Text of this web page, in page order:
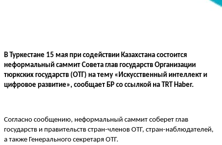
В Туркестане 15 мая при содействии Казахстана состоится
неформальный саммит Совета глав государств Организации
тюркских государств (ОТГ) на тему «Искусственный интеллект и
цифровое развитие», сообщает БР со ссылкой на TRT Haber.
Согласно сообщению, неформальный саммит соберет глав
государств и правительств стран-членов ОТГ, стран-наблюдателей,
а также Генерального секретаря ОТГ.